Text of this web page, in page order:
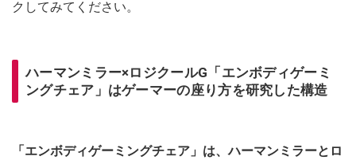
クしてみてください。
ハーマンミラー×ロジクールG「エンボディゲーミ
ングチェア」はゲーマーの座り方を研究した構造
「エンボディゲーミングチェア」は、ハーマンミラーとロ